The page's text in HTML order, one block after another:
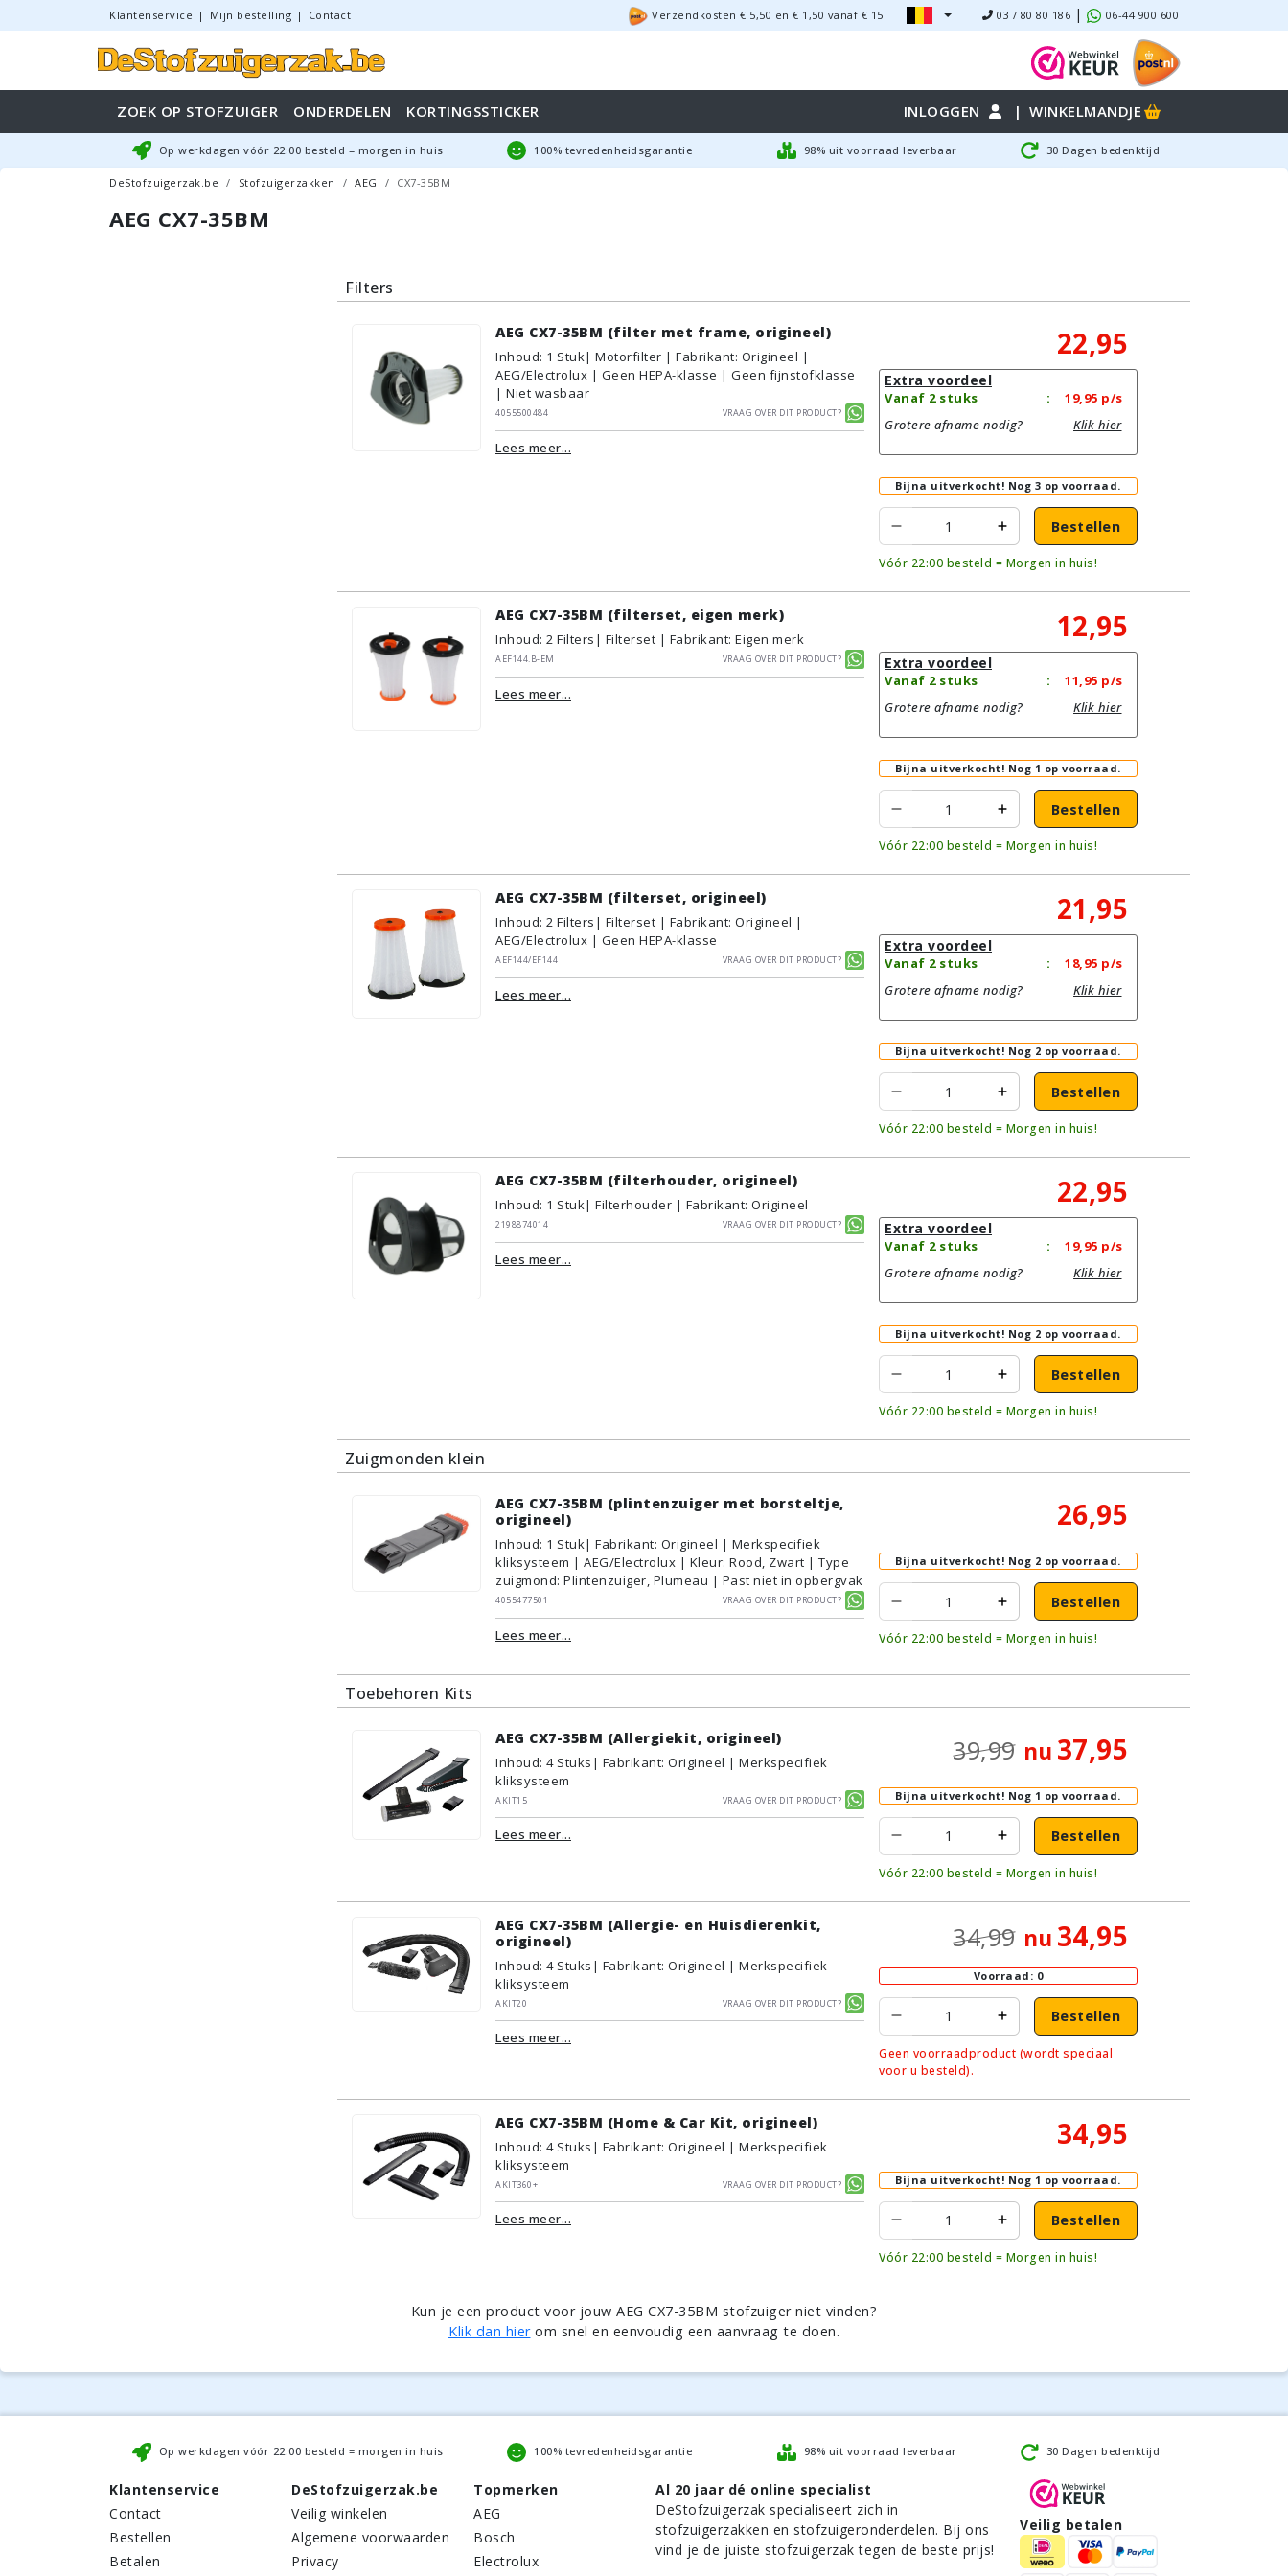
Klantenservice | Mijn bestelling | Contact Verzendkosten € 5,50 en € 1,50 vanaf € 15 03 / 80 80 186 | 06-44 900 600
ZOEK OP STOFZUIGER ONDERDELEN KORTINGSSTICKER INLOGGEN | WINKELMANDJE
Op werkdagen vóór 22:00 besteld = morgen in huis 100% tevredenheidsgarantie 98% uit voorraad leverbaar 30 Dagen bedenktijd
DeStofzuigerzak.be Stofzuigerzakken AEG CX7-35BM
AEG CX7-35BM
Filters
AEG CX7-35BM (filter met frame, origineel)
Inhoud: 1 Stuk| Motorfilter | Fabrikant: Origineel |
AEG/Electrolux | Geen HEPA-klasse | Geen fijnstofklasse
| Niet wasbaar
4055500484
Vraag over dit product?
Lees meer...
22,95
Extra voordeel
Vanaf 2 stuks : 19,95 p/s
Grotere afname nodig?
Klik hier
Bijna uitverkocht! Nog 3 op voorraad.
Bestellen
Vóór 22:00 besteld = Morgen in huis!
AEG CX7-35BM (filterset, eigen merk)
Inhoud: 2 Filters | Filterset | Fabrikant: Eigen merk
AEF144.B-EM
Vraag over dit product?
Lees meer...
12,95
Extra voordeel
Vanaf 2 stuks : 11,95 p/s
Grotere afname nodig?
Klik hier
Bijna uitverkocht! Nog 1 op voorraad.
Bestellen
Vóór 22:00 besteld = Morgen in huis!
AEG CX7-35BM (filterset, origineel)
Inhoud: 2 Filters | Filterset | Fabrikant: Origineel |
AEG/Electrolux | Geen HEPA-klasse
AEF144/EF144
Vraag over dit product?
Lees meer...
21,95
Extra voordeel
Vanaf 2 stuks : 18,95 p/s
Grotere afname nodig?
Klik hier
Bijna uitverkocht! Nog 2 op voorraad.
Bestellen
Vóór 22:00 besteld = Morgen in huis!
AEG CX7-35BM (filterhouder, origineel)
Inhoud: 1 Stuk| Filterhouder | Fabrikant: Origineel
2198874014
Vraag over dit product?
Lees meer...
22,95
Extra voordeel
Vanaf 2 stuks : 19,95 p/s
Grotere afname nodig?
Klik hier
Bijna uitverkocht! Nog 2 op voorraad.
Bestellen
Vóór 22:00 besteld = Morgen in huis!
Zuigmonden klein
AEG CX7-35BM (plintenzuiger met borsteltje,
origineel)
Inhoud: 1 Stuk| Fabrikant: Origineel | Merkspecifiek
kliksysteem | AEG/Electrolux | Kleur: Rood, Zwart | Type
zuigmond: Plintenzuiger, Plumeau | Past niet in opbergvak
4055477501
Vraag over dit product?
Lees meer...
26,95
Bijna uitverkocht! Nog 2 op voorraad.
Bestellen
Vóór 22:00 besteld = Morgen in huis!
Toebehoren Kits
AEG CX7-35BM (Allergiekit, origineel)
Inhoud: 4 Stuks | Fabrikant: Origineel | Merkspecifiek
kliksysteem
AKIT15
Vraag over dit product?
Lees meer...
39,99 nu 37,95
Bijna uitverkocht! Nog 1 op voorraad.
Bestellen
Vóór 22:00 besteld = Morgen in huis!
AEG CX7-35BM (Allergie- en Huisdierenkit,
origineel)
Inhoud: 4 Stuks | Fabrikant: Origineel | Merkspecifiek
kliksysteem
AKIT20
Vraag over dit product?
Lees meer...
34,99 nu 34,95
Voorraad: 0
Bestellen
Geen voorraadproduct (wordt speciaal
voor u besteld).
AEG CX7-35BM (Home & Car Kit, origineel)
Inhoud: 4 Stuks | Fabrikant: Origineel | Merkspecifiek
kliksysteem
AKIT360+
Vraag over dit product?
Lees meer...
34,95
Bijna uitverkocht! Nog 1 op voorraad.
Bestellen
Vóór 22:00 besteld = Morgen in huis!
Kun je een product voor jouw AEG CX7-35BM stofzuiger niet vinden?
Klik dan hierom snel en eenvoudig een aanvraag te doen.
Op werkdagen vóór 22:00 besteld = morgen in huis 100% tevredenheidsgarantie 98% uit voorraad leverbaar 30 Dagen bedenktijd
Klantenservice
Contact
Bestellen
Betalen
DeStofzuigerzak.be
Veilig winkelen
Algemene voorwaarden
Privacy
Topmerken
AEG
Bosch
Electrolux
Al 20 jaar dé online specialist
DeStofzuigerzak specialiseert zich in
stofzuigerzakken en stofzuigeronderdelen. Bij ons
vind je de juiste stofzuigerzak tegen de beste prijs!
Veilig betalen